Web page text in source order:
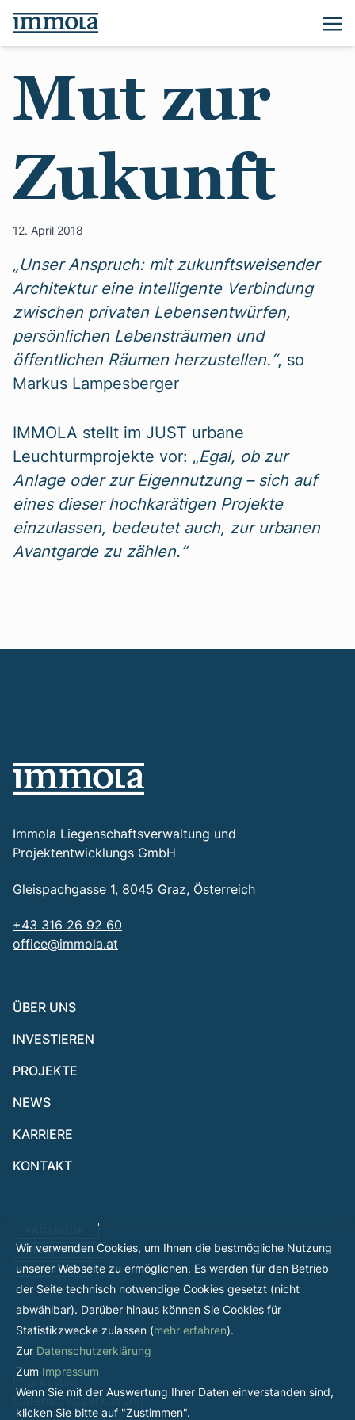
Mut zur
Zukunft
12. April 2018
„Unser Anspruch: mit zukunftsweisender
Architektur eine intelligente Verbindung
zwischen privaten Lebensentwürfen,
persönlichen Lebensträumen und
öffentlichen Räumen herzustellen.“, so
Markus Lampesberger
IMMOLA stellt im JUST urbane
Leuchturmprojekte vor: „Egal, ob zur
Anlage oder zur Eigennutzung – sich auf
eines dieser hochkarätigen Projekte
einzulassen, bedeutet auch, zur urbanen
Avantgarde zu zählen.“
Immola Liegenschaftsverwaltung und
Projektentwicklungs GmbH
Gleispachgasse 1, 8045 Graz, Österreich
+43 316 26 92 60
office@immola.at
ÜBER UNS
INVESTIEREN
PROJEKTE
NEWS
KARRIERE
KONTAKT
INSTAGRAM
LINKEDIN
Impressum
Datenschutzerklärung
Wir verwenden Cookies, um Ihnen die bestmögliche Nutzung
unserer Webseite zu ermöglichen. Es werden für den Betrieb
der Seite technisch notwendige Cookies gesetzt (nicht
abwählbar). Darüber hinaus können Sie Cookies für
Statistikzwecke zulassen (mehr erfahren).
Zur Datenschutzerklärung
Zum Impressum
Wenn Sie mit der Auswertung Ihrer Daten einverstanden sind,
klicken Sie bitte auf "Zustimmen".